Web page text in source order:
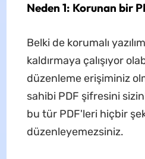
Neden 1: Korunan bir
Belki de korumalı
kaldırmaya çalışıyor
düzenleme erişiminiz
sahibi PDF şifresini
bu tür PDF'leri hiçbir
düzenleyemezsiniz.